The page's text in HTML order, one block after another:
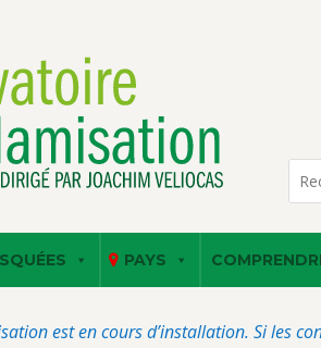
PAYS
est en cours d’installation. Si les